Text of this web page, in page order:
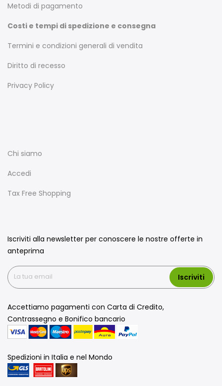
Metodi di pagamento
Costi e tempi di spedizione e consegna
Termini e condizioni generali di vendita
Diritto di recesso
Privacy Policy
Chi siamo
Accedi
Tax Free Shopping
Iscriviti alla newsletter per conoscere le nostre offerte in
anteprima
Iscriviti
Accettiamo pagamenti con Carta di Credito,
Contrassegno e Bonifico bancario
Spedizioni in Italia e nel Mondo